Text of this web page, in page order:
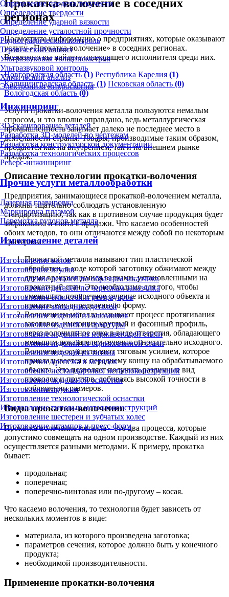
Определение предела текучести
Определение твердости
Определение ударной вязкости
Определение усталостной прочности
Радиографический контроль
Термический анализ
Ультразвуковая толщинометрия
Ультразвуковой контроль
Химический анализ
Электронная микроскопия
Инжиниринг
3D-сканирование деталей
Разработка 3D-моделей по чертежам
Разработка конструкторской документации
Разработка технологических процессов
Реверс-инжиниринг
Прочие услуги металлообработки
Лазерная гравировка
Маркировка плазмой
Перемотка рулонов металла
Изготовление деталей
Изготовление валов
Изготовление втулок
Изготовление деталей по образцам заказчика
Изготовление деталей по чертежам заказчика
Изготовление ёмкостей и резервуаров
Изготовление закладных деталей
Изготовление изделий из алюминия
Изготовление изделий из арматуры
Изготовление изделий из нержавеющей стали
Изготовление изделий из оцинкованной стали
Изготовление изделий из титана
Изготовление крепежа и метизов
Изготовление нестандартных металлоконструкций
Изготовление модельной оснастки
Изготовление пружин
Изготовление технологической оснастки
Изготовление типовых металлоконструкций
Изготовление шестерен и зубчатых колес
Изготовление штампов и пресс-форм
Прокатка-волочение в соседних
регионах
Посмотрите информацию о предприятиях, которые оказывают
услугу «Прокатка-волочение» в соседних регионах.
Возможно вы найдете подходящего исполнителя среди них.
Новгородская область(1) Республика Карелия (1)
Калининградская область (1) Псковская область (0)
Вологодская область(0)
Услуги прокатки-волочения металла пользуются немалым
спросом, и это вполне оправдано, ведь металлургическая
промышленность занимает далеко не последнее место в
деятельности страны. Товары, производимые таким образом,
продаются как на внутреннем, так и на внешнем рынке
продаж.
Описание технологии прокатки-волочения
Предприятия, занимающиеся прокаткой-волочением металла,
должны тщательно соблюдать установленную
стандартизацию, так как в противном случае продукция будет
забракована и снята с продажи. Что касаемо особенностей
обоих методов, то они отличаются между собой по некоторым
критериям.
Прокаткой металла называют тип пластической
обработки, в ходе которой заготовку обжимают между
двумя вращающимися валками, установленными на
прокатный стан. Это необходимо для того, чтобы
уменьшить поперечное сечение исходного объекта и
придать ему определенную форму.
Волочением металла называют процесс протягивания
заготовок, имеющих круглый и фасонный профиль,
через волочильное очко в виде отверстия, обладающего
меньшим показателем сечения относительно исходного.
Волочение осуществляют тяговым усилием, которое
прикладывается к переднему концу на обрабатываемого
объекта. Это позволяет получить различные вид
проволок и прутков, добиваясь высокой точности в
соблюдении размеров.
Виды прокатки-волочения
Прокатка-волочение металла – это два процесса, которые
допустимо совмещать на одном производстве. Каждый из них
осуществляется разными методами. К примеру, прокатка
бывает:
продольная;
поперечная;
поперечно-винтовая или по-другому – косая.
Что касаемо волочения, то технология будет зависеть от
нескольких моментов в виде:
материала, из которого произведена заготовка;
параметров сечения, которое должно быть у конечного
продукта;
необходимой производительности.
Применение прокатки-волочения